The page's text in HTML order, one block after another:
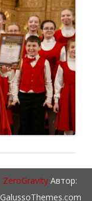
ZeroGravityАвтор:
GalussoThemes.com